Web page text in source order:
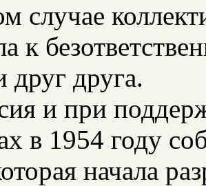
случае
к
друг друга.
и при
в 1954 году
начала